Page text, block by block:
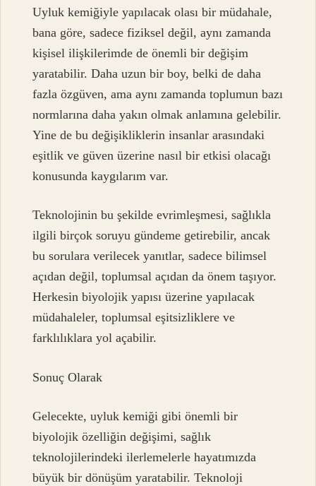
Uyluk kemiğiyle yapılacak olası bir müdahale,
bana göre, sadece fiziksel değil, aynı zamanda
kişisel ilişkilerimde de önemli bir değişim
yaratabilir. Daha uzun bir boy, belki de daha
fazla özgüven, ama aynı zamanda toplumun bazı
normlarına daha yakın olmak anlamına gelebilir.
Yine de bu değişikliklerin insanlar arasındaki
eşitlik ve güven üzerine nasıl bir etkisi olacağı
konusunda kaygılarım var.
Teknolojinin bu şekilde evrimleşmesi, sağlıkla
ilgili birçok soruyu gündeme getirebilir, ancak
bu sorulara verilecek yanıtlar, sadece bilimsel
açıdan değil, toplumsal açıdan da önem taşıyor.
Herkesin biyolojik yapısı üzerine yapılacak
müdahaleler, toplumsal eşitsizliklere ve
farklılıklara yol açabilir.
Sonuç Olarak
Gelecekte, uyluk kemiği gibi önemli bir
biyolojik özelliğin değişimi, sağlık
teknolojilerindeki ilerlemelerle hayatımızda
büyük bir dönüşüm yaratabilir. Teknoloji